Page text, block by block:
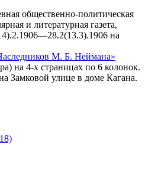
общественно-политическая
и литературная газета,
на
М. Б. Неймана»
на 4-х страницах по 6 колонок.
Замковой улице в доме Кагана.